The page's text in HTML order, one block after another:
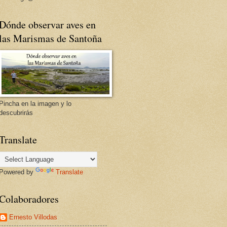
observar aves en
Marismas de Santoña
en la imagen y lo
by Translate
Ernesto Villodas